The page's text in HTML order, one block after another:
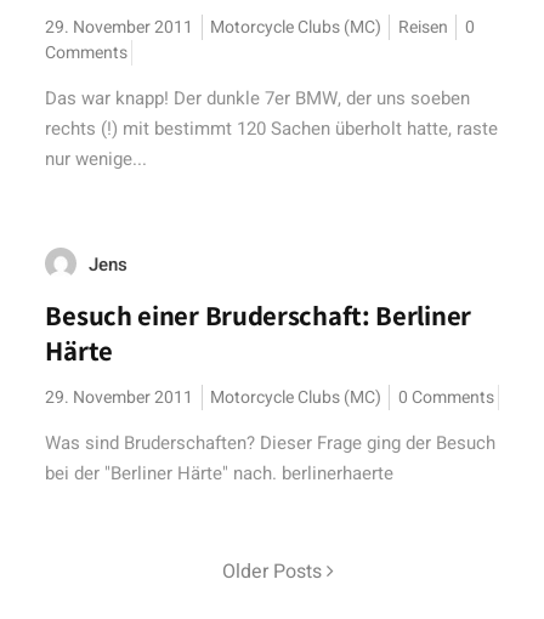
29. November 2011 Motorcycle Clubs (MC) Reisen
0
Comments
Das war knapp! Der dunkle 7er BMW, der uns soeben
rechts (!) mit bestimmt 120 Sachen überholt hatte, raste
nur wenige...
Jens
Besuch einer Bruderschaft: Berliner
Härte
29. November 2011 Motorcycle Clubs (MC) 0 Comments
Was sind Bruderschaften? Dieser Frage ging der Besuch
bei der "Berliner Härte" nach. berlinerhaerte
Older Posts